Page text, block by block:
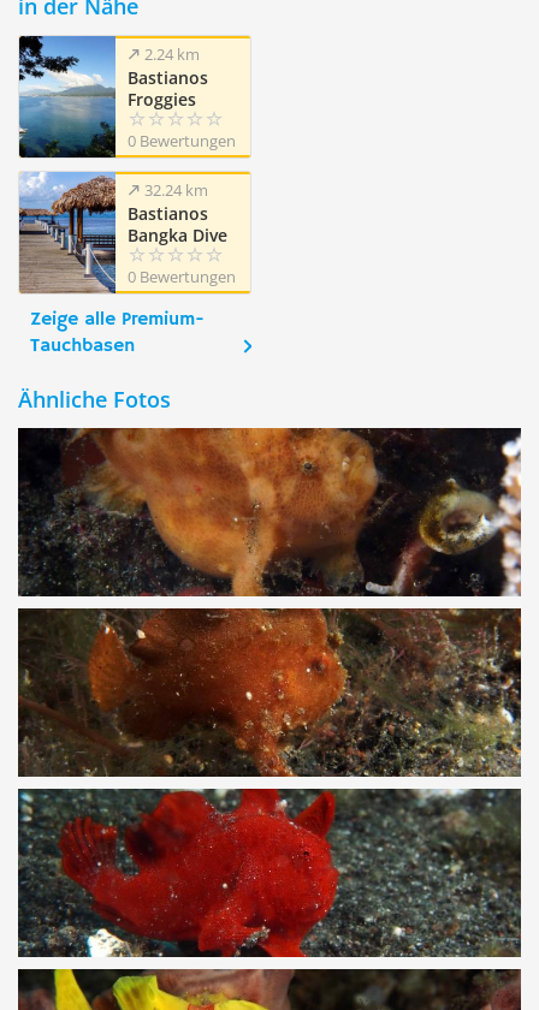
in der Nähe
2.24 km
Bastianos
Froggies
Lembeh Dive
Resort
0 Bewertungen
32.24 km
Bastianos
Bangka Dive
Resort
0 Bewertungen
Zeige alle Premium-
Tauchbasen
Ähnliche Fotos